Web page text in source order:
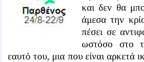
και δεν θα
άμεσα την
πέσει σε
ωστόσο στο
εαυτό του, μια που είναι αρκετά